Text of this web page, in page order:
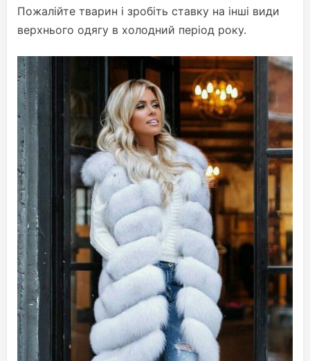
Пожалійте тварин і зробіть ставку на інші види
верхнього одягу в холодний період року.